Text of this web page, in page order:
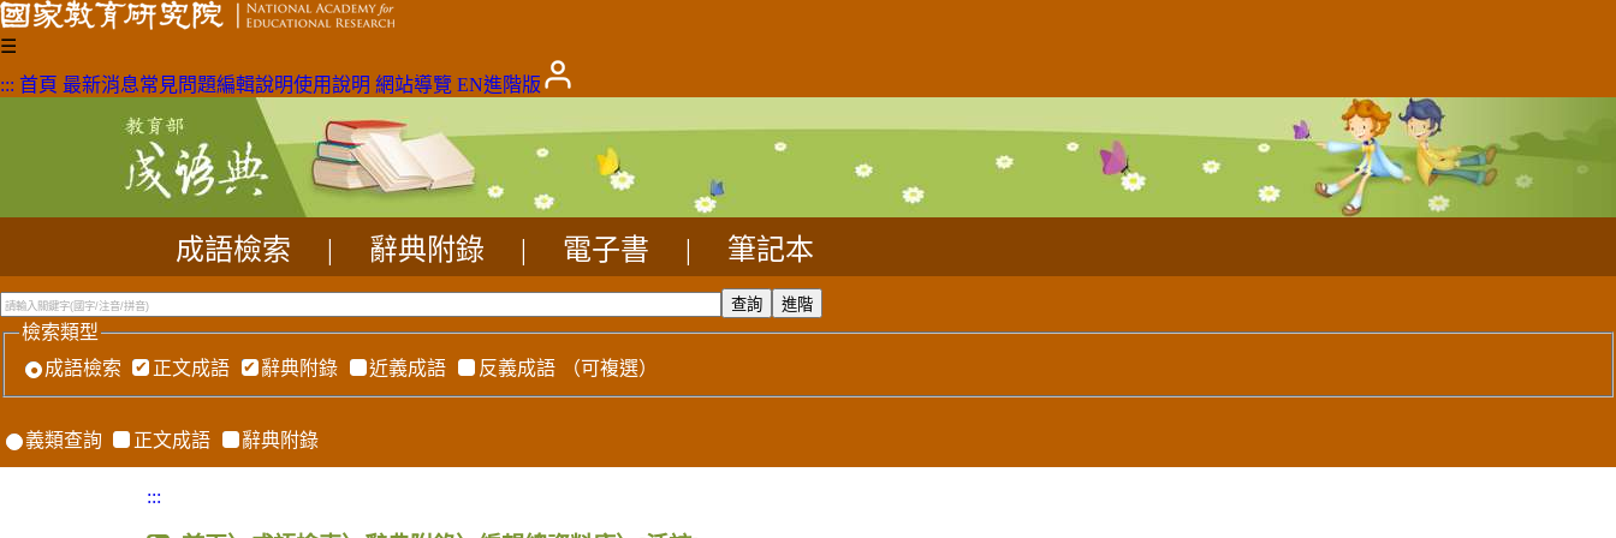
☰
::: 首頁 最新消息常見問題編輯說明使用說明 網站導覽 EN進階版
成語檢索 辭典附錄 電子書 筆記本
檢索類型
成語檢索
正文成語 辭典附錄 近義成語 反義成語 （可複選）
義類查詢 正文成語 辭典附錄
:::